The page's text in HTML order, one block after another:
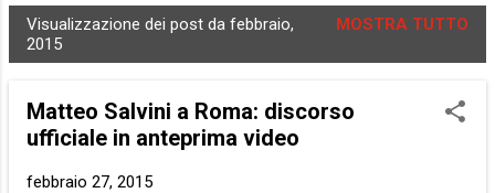
o
Visualizzazione dei post da febbraio,
2015
MOSTRA TUTTO
Matteo Salvini a Roma: discorso
ufficiale in anteprima video
febbraio 27, 2015